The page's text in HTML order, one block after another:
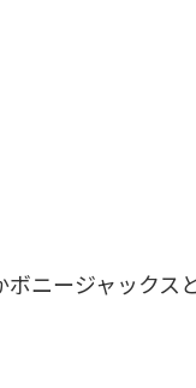
ニージャックス